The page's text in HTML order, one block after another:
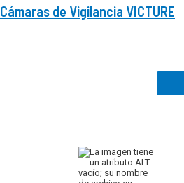
Cámaras de Vigilancia VICTURE